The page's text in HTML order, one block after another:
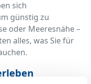
sich
günstig zu
oder Meeresnähe –
alles, was Sie für